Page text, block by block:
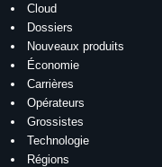
Cloud
Dossiers
Nouveaux produits
Économie
Carrières
Opérateurs
Grossistes
Technologie
Régions